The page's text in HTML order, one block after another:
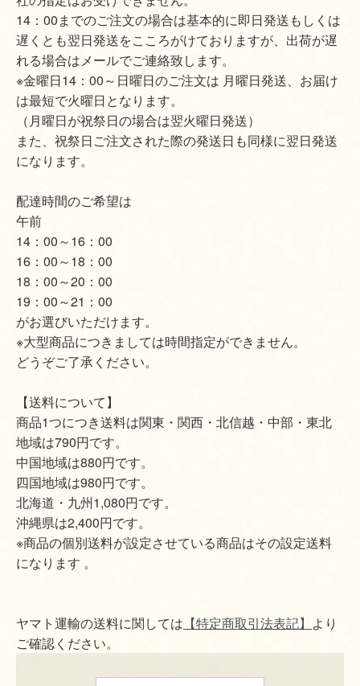
14：00までのご注文の場合は基本的に即日発送もしくは
遅くとも翌日発送をこころがけておりますが、出荷が遅
れる場合はメールでご連絡致します。
※金曜日14：00～日曜日のご注文は 月曜日発送、お届け
は最短で火曜日となります。
（月曜日が祝祭日の場合は翌火曜日発送）
また、祝祭日ご注文された際の発送日も同様に翌日発送
になります。
配達時間のご希望は
午前
14：00～16：00
16：00～18：00
18：00～20：00
19：00～21：00
がお選びいただけます。
※大型商品につきましては時間指定ができません。
どうぞご了承ください。
【送料について】
商品1つにつき送料は関東・関西・北信越・中部・東北
地域は790円です。
中国地域は880円です。
四国地域は980円です。
北海道・九州1,080円です。
沖縄県は2,400円です。
※商品の個別送料が設定させている商品はその設定送料
になります 。
ヤマト運輸の送料に関しては 【特定商取引法表記】 より
ご確認ください。